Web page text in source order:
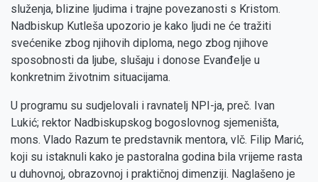
služenja, blizine ljudima i trajne povezanosti s Kristom.
Nadbiskup Kutleša upozorio je kako ljudi ne će tražiti
svećenike zbog njihovih diploma, nego zbog njihove
sposobnosti da ljube, slušaju i donose Evanđelje u
konkretnim životnim situacijama.
U programu su sudjelovali i ravnatelj NPI-ja, preč. Ivan
Lukić; rektor Nadbiskupskog bogoslovnog sjemeništa,
mons. Vlado Razum te predstavnik mentora, vlč. Filip Marić,
koji su istaknuli kako je pastoralna godina bila vrijeme rasta
u duhovnoj, obrazovnoj i praktičnoj dimenziji. Naglašeno je